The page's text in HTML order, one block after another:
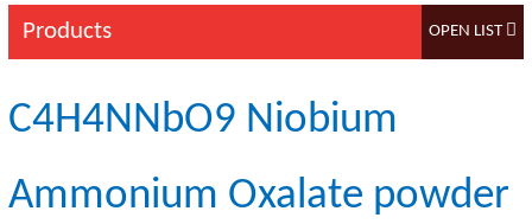
Products
C4H4NNbO9 Niobium
Ammonium Oxalate powder